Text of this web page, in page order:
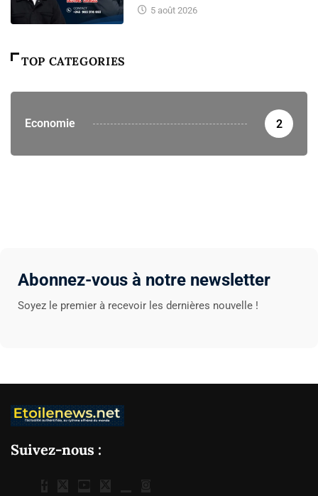
5 août 2026
TOP CATEGORIES
Economie 2
Abonnez-vous à notre newsletter
Soyez le premier à recevoir les dernières nouvelle !
Suivez-nous :